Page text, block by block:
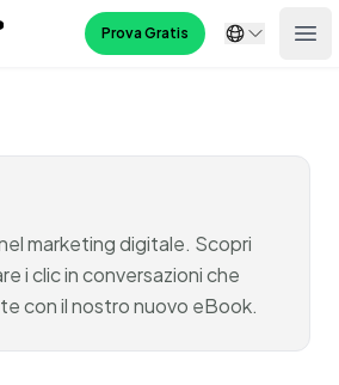
Prova Gratis
marketing digitale. Scopri
i clic in conversazioni che
con il nostro nuovo eBook.